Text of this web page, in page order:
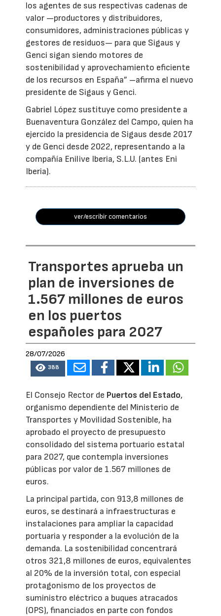
los agentes de sus respectivas cadenas de
valor —productores y distribuidores,
consumidores, administraciones públicas y
gestores de residuos— para que Sigaus y
Genci sigan siendo motores de
sostenibilidad y aprovechamiento eficiente
de los recursos en España” –afirma el nuevo
presidente de Sigaus y Genci.
Gabriel López sustituye como presidente a
Buenaventura González del Campo, quien ha
ejercido la presidencia de Sigaus desde 2017
y de Genci desde 2022, representando a la
compañía Enilive Iberia, S.L.U. (antes Eni
Iberia).
ver/escribir comentarios
Transportes aprueba un
plan de inversiones de
1.567 millones de euros
en los puertos
españoles para 2027
28/07/2026
388
El Consejo Rector de Puertos del Estado,
organismo dependiente del Ministerio de
Transportes y Movilidad Sostenible, ha
aprobado el proyecto de presupuesto
consolidado del sistema portuario estatal
para 2027, que contempla inversiones
públicas por valor de 1.567 millones de
euros.
La principal partida, con 913,8 millones de
euros, se destinará a infraestructuras e
instalaciones para ampliar la capacidad
portuaria y responder a la evolución de la
demanda. La sostenibilidad concentrará
otros 321,8 millones de euros, equivalentes
al 20% de la inversión total, con especial
protagonismo de los proyectos de
suministro eléctrico a buques atracados
(OPS), financiados en parte con fondos